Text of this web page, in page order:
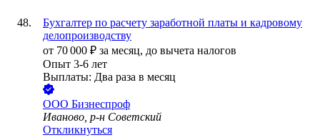
Бухгалтер по расчету заработной платы и кадровому
делопроизводству
от 70 000 ₽ за месяц, до вычета налогов
Опыт 3-6 лет
Выплаты: Два раза в месяц
ООО Бизнеспроф
Иваново, р-н Советский
Откликнуться